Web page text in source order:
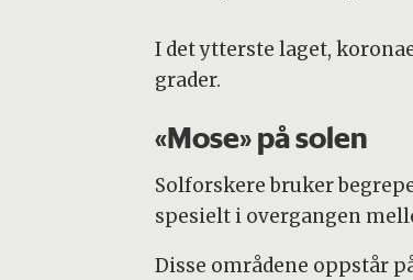
I det ytterste laget,
grader.
«Mose» på solen
Solforskere bruker
spesielt i overgangen
Disse områdene oppstår